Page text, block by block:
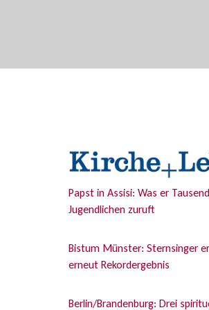
Papst in Assisi: Was er
Jugendlichen zuruft
Bistum Münster: Sternsinger
erneut Rekordergebnis
Berlin/Brandenburg: Drei